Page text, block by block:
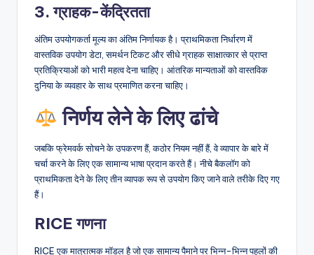
3. ग्राहक-केंद्रितता
अंतिम उपयोगकर्ता मूल्य का अंतिम निर्णायक है। प्राथमिकता निर्धारण में
वास्तविक उपयोग डेटा, समर्थन टिकट और सीधे ग्राहक साक्षात्कार से प्राप्त
प्रतिक्रियाओं को भारी महत्व देना चाहिए। आंतरिक मान्यताओं को वास्तविक
दुनिया के व्यवहार के साथ प्रमाणित करना चाहिए।
निर्णय लेने के लिए ढांचे
जबकि फ्रेमवर्क सोचने के उपकरण हैं, कठोर नियम नहीं हैं, वे व्यापार के बारे में
चर्चा करने के लिए एक सामान्य भाषा प्रदान करते हैं। नीचे बैकलॉग को
प्राथमिकता देने के लिए तीन व्यापक रूप से उपयोग किए जाने वाले तरीके दिए गए
हैं।
RICE गणना
RICE एक मात्रात्मक मॉडल है जो एक सामान्य पैमाने पर भिन्न-भिन्न पहलों की